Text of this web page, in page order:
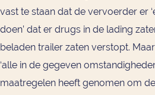
vast te staan dat de vervoerder er
doen’ dat er drugs in de lading
beladen trailer zaten verstopt.
‘alle in de gegeven
maatregelen heeft genomen om